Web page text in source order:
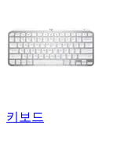
키보드